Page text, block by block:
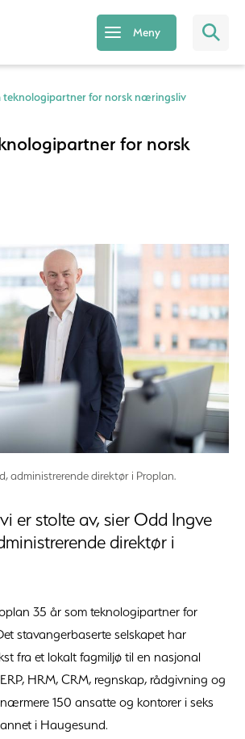
Meny
teknologipartner for norsk næringsliv
for norsk
administrerende direktør i Proplan.
er stolte av, sier Odd Ingve
direktør i
35 år som teknologipartner for
stavangerbaserte selskapet har
fra et lokalt fagmiljø til en nasjonal
HRM, CRM, regnskap, rådgivning og
150 ansatte og kontorer i seks
i Haugesund.